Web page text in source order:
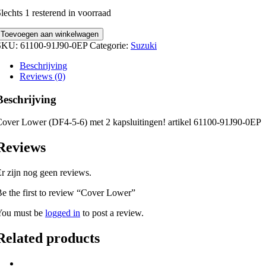
1 resterend in voorraad
Toevoegen aan winkelwagen
61100-91J90-0EP Categorie: Suzuki
Beschrijving
Reviews (0)
Lower (DF4-5-6) met 2 kapsluitingen! artikel 61100-91J90-0EP
zijn nog geen reviews.
the first to review “Cover Lower”
must be logged in to post a review.
products